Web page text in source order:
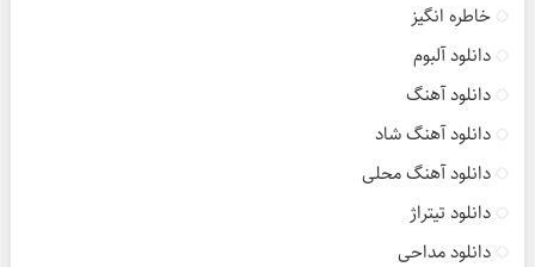
خاطره انگیز
دانلود آلبوم
دانلود آهنگ
دانلود آهنگ شاد
دانلود آهنگ محلی
دانلود تیتراژ
دانلود مداحی